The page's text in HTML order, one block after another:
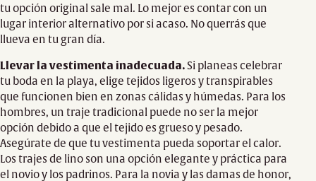
tu opción original sale mal. Lo mejor es contar con un
lugar interior alternativo por si acaso. No querrás que
llueva en tu gran día.
Llevar la vestimenta inadecuada.Si planeas celebrar
tu boda en la playa, elige tejidos ligeros y transpirables
que funcionen bien en zonas cálidas y húmedas. Para los
hombres, un traje tradicional puede no ser la mejor
opción debido a que el tejido es grueso y pesado.
Asegúrate de que tu vestimenta pueda soportar el calor.
Los trajes de lino son una opción elegante y práctica para
el novio y los padrinos. Para la novia y las damas de honor,